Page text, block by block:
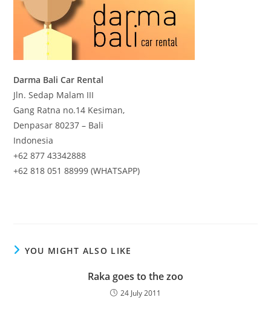
Darma Bali Car Rental
Jln. Sedap Malam III
Gang Ratna no.14 Kesiman,
Denpasar 80237 – Bali
Indonesia
+62 877 43342888
+62 818 051 88999 (WHATSAPP)
YOU MIGHT ALSO LIKE
Raka goes to the zoo
24 July 2011